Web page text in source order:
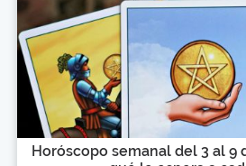
Horóscopo semanal del 3 al 9